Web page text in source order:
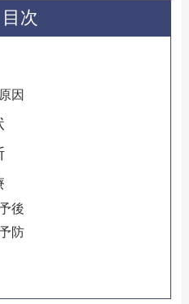
目次
因
後
防